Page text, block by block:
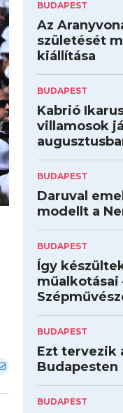
BUDAPEST
Az
születését
kiállítása
BUDAPEST
Kabrió
villamosok
BUDAPEST
Daruval
modellt a
BUDAPEST
Így
műalkotásai
BUDAPEST
Ezt tervezik
Budapesten
BUDAPEST